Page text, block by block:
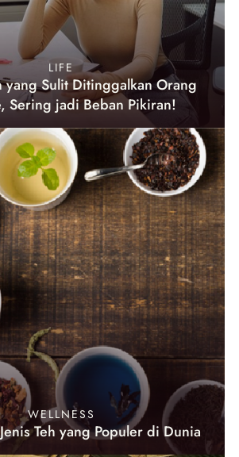
LIFE
yang Sulit Ditinggalkan Orang
Sering jadi Beban Pikiran!
WELLNESS
Teh yang Populer di Dunia